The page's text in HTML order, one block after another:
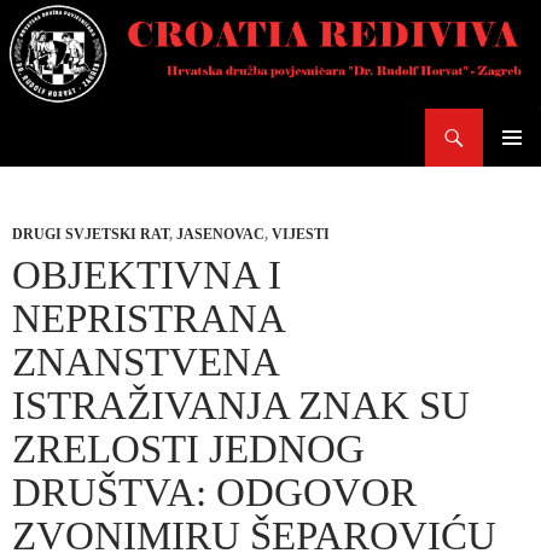
Skoči
do
sadržaja
DRUGI SVJETSKI RAT, JASENOVAC, VIJESTI
OBJEKTIVNA I
NEPRISTRANA
ZNANSTVENA
ISTRAŽIVANJA ZNAK SU
ZRELOSTI JEDNOG
DRUŠTVA: ODGOVOR
ZVONIMIRU ŠEPAROVIĆU